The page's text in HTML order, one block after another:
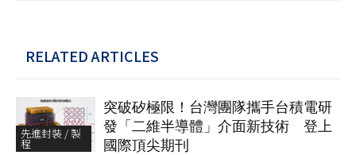
RELATED ARTICLES
先進封裝 / 製
程
突破矽極限！台灣團隊攜手台積電研
發「二維半導體」介面新技術 登上
國際頂尖期刊